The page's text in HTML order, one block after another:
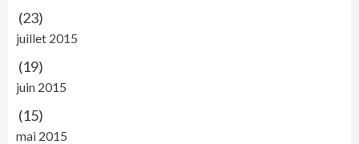
(23)
juillet 2015
(19)
juin 2015
(15)
mai 2015